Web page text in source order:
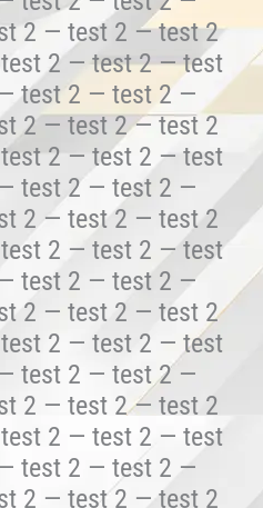
2 — test 2 — test 2
2 — test 2 — test
test 2 — test 2 —
2 — test 2 — test 2
2 — test 2 — test
test 2 — test 2 —
2 — test 2 — test 2
2 — test 2 — test
test 2 — test 2 —
2 — test 2 — test 2
2 — test 2 — test
test 2 — test 2 —
2 — test 2 — test 2
2 — test 2 — test
test 2 — test 2 —
2 — test 2 — test 2